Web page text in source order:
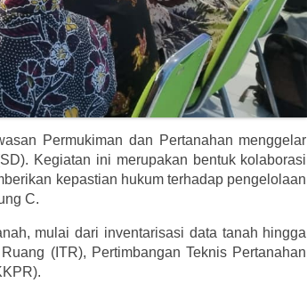
Permukiman dan Pertanahan menggelar
Kegiatan ini merupakan bentuk kolaborasi
kepastian hukum terhadap pengelolaan
C.
mulai dari inventarisasi data tanah hingga
(ITR), Pertimbangan Teknis Pertanahan